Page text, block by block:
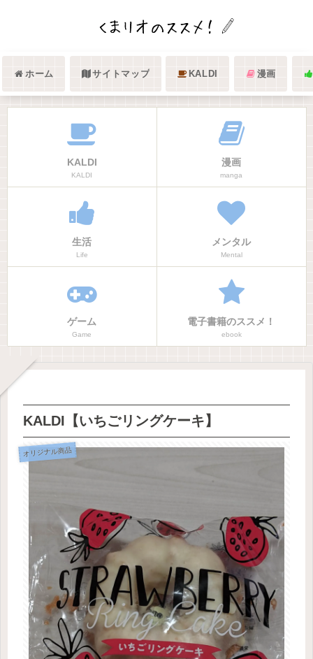
ホーム サイトマップ KALDI 漫画
KALDI
KALDI
漫画
manga
生活
Life
メンタル
Mental
ゲーム
Game
電子書籍のススメ！
ebook
KALDI【いちごリングケーキ】
オリジナル商品